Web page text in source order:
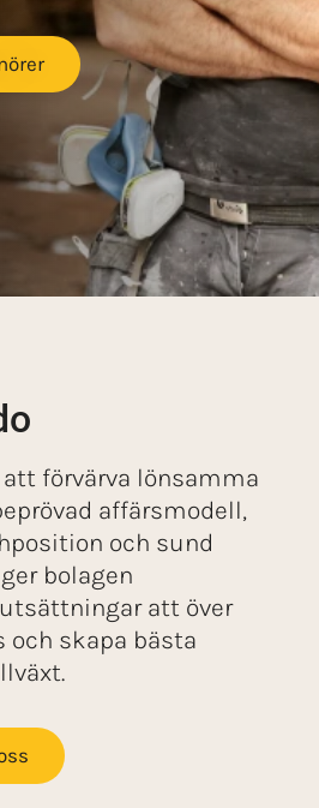
förvärva lönsamma
affärs­modell,
och sund
bolagen
att över
skapa bästa